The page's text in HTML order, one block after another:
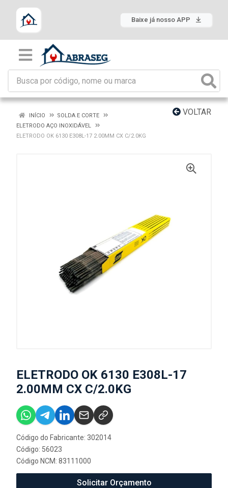
Baixe já nosso APP
VOLTAR
INÍCIO
SOLDA E CORTE
ELETRODO AÇO INOXIDÁVEL
ELETRODO OK 6130 E308L-17 2.00MM CX C/2.0KG
ELETRODO OK 6130 E308L-17
2.00MM CX C/2.0KG
Código do Fabricante: 302014
Código: 56023
Código NCM: 83111000
Solicitar Orçamento